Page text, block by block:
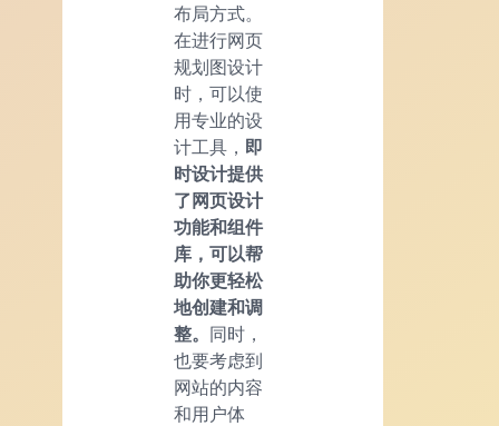
布局方式。
在进行网页
规划图设计
时，可以使
用专业的设
计工具， 即
时设计提供
了网页设计
功能和组件
库，可以帮
助你更轻松
地创建和调
整。 同时，
也要考虑到
网站的内容
和用户体